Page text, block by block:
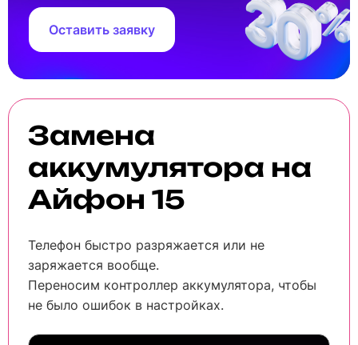
Оставить заявку
Замена
аккумулятора на
Айфон 15
Телефон быстро разряжается или не
заряжается вообще.
Переносим контроллер аккумулятора, чтобы
не было ошибок в настройках.